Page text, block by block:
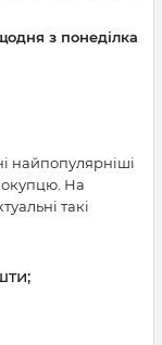
з понеділка
найпопулярніші
На
такі